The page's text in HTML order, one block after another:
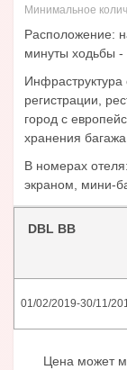
Минимальное
Расположение:
минуты ходьбы -
Инфраструктура
регистрации,
город с
хранения
В номерах
экраном, мини-
DBL BB
01/02/2019-30/11/
Цена может